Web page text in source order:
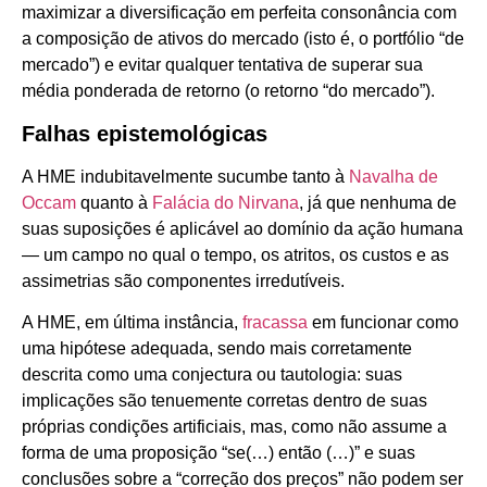
maximizar a diversificação em perfeita consonância com
a composição de ativos do mercado (isto é, o portfólio “de
mercado”) e evitar qualquer tentativa de superar sua
média ponderada de retorno (o retorno “do mercado”).
Falhas epistemológicas
A HME indubitavelmente sucumbe tanto à Navalha de
Occam quanto à Falácia do Nirvana, já que nenhuma de
suas suposições é aplicável ao domínio da ação humana
— um campo no qual o tempo, os atritos, os custos e as
assimetrias são componentes irredutíveis.
A HME, em última instância, fracassa em funcionar como
uma hipótese adequada, sendo mais corretamente
descrita como uma conjectura ou tautologia: suas
implicações são tenuemente corretas dentro de suas
próprias condições artificiais, mas, como não assume a
forma de uma proposição “se(…) então (…)” e suas
conclusões sobre a “correção dos preços” não podem ser